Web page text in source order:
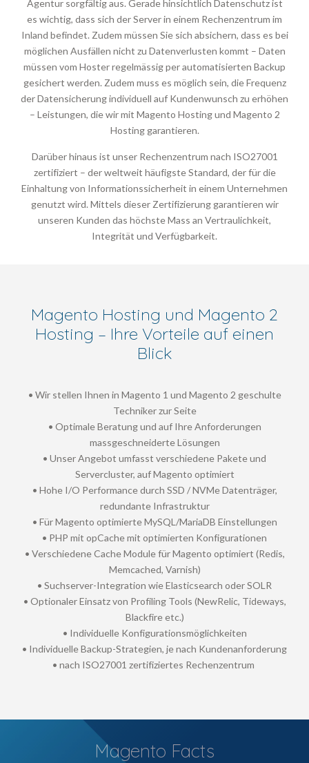
Agentur sorgfältig aus. Gerade hinsichtlich Datenschutz ist
es wichtig, dass sich der Server in einem Rechenzentrum im
Inland befindet. Zudem müssen Sie sich absichern, dass es bei
möglichen Ausfällen nicht zu Datenverlusten kommt – Daten
müssen vom Hoster regelmässig per automatisierten Backup
gesichert werden. Zudem muss es möglich sein, die Frequenz
der Datensicherung individuell auf Kundenwunsch zu erhöhen
– Leistungen, die wir mit Magento Hosting und Magento 2
Hosting garantieren.
Darüber hinaus ist unser Rechenzentrum nach ISO27001
zertifiziert – der weltweit häufigste Standard, der für die
Einhaltung von Informationssicherheit in einem Unternehmen
genutzt wird. Mittels dieser Zertifizierung garantieren wir
unseren Kunden das höchste Mass an Vertraulichkeit,
Integrität und Verfügbarkeit.
Magento Hosting und Magento 2
Hosting – Ihre Vorteile auf einen
Blick
• Wir stellen Ihnen in Magento 1 und Magento 2 geschulte
Techniker zur Seite
• Optimale Beratung und auf Ihre Anforderungen
massgeschneiderte Lösungen
• Unser Angebot umfasst verschiedene Pakete und
Servercluster, auf Magento optimiert
• Hohe I/O Performance durch SSD / NVMe Datenträger,
redundante Infrastruktur
• Für Magento optimierte MySQL/MariaDB Einstellungen
• PHP mit opCache mit optimierten Konfigurationen
• Verschiedene Cache Module für Magento optimiert (Redis,
Memcached, Varnish)
• Suchserver-Integration wie Elasticsearch oder SOLR
• Optionaler Einsatz von Profiling Tools (NewRelic, Tideways,
Blackfire etc.)
• Individuelle Konfigurationsmöglichkeiten
• Individuelle Backup-Strategien, je nach Kundenanforderung
• nach ISO27001 zertifiziertes Rechenzentrum
Magento Facts